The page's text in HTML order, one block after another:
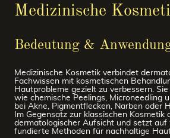
Medizinische
Bedeutung &
Medizinische Kosmetik verbindet
Fachwissen mit kosmetischen
Hautprobleme gezielt zu verbessern.
wie chemische Peelings, Microneedling
bei Akne, Pigmentflecken, Narben oder
Im Gegensatz zur klassischen Kosmetik
dermatologischer Aufsicht und setzt auf
fundierte Methoden für nachhaltige